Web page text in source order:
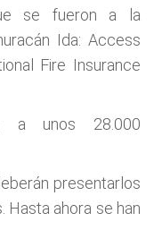
se fueron a la
Ida: Access
Fire Insurance
a unos 28.000
presentarlos
Hasta ahora se han